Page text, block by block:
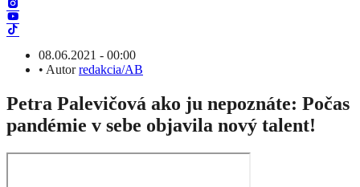
08.06.2021 - 00:00
• Autorredakcia/AB
Petra Palevičová ako ju nepoznáte: Počas
pandémie v sebe objavila nový talent!